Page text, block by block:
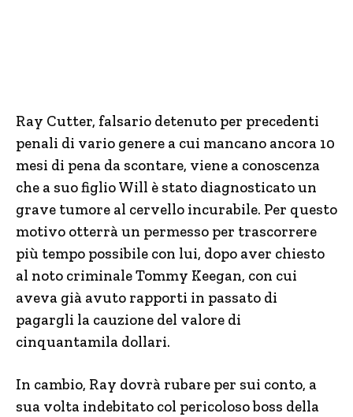
Ray Cutter, falsario detenuto per precedenti
penali di vario genere a cui mancano ancora 10
mesi di pena da scontare, viene a conoscenza
che a suo figlio Will è stato diagnosticato un
grave tumore al cervello incurabile. Per questo
motivo otterrà un permesso per trascorrere
più tempo possibile con lui, dopo aver chiesto
al noto criminale Tommy Keegan, con cui
aveva già avuto rapporti in passato di
pagargli la cauzione del valore di
cinquantamila dollari.
In cambio, Ray dovrà rubare per sui conto, a
sua volta indebitato col pericoloso boss della